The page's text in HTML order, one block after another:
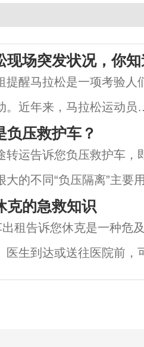
现场突发状况，你
提醒马拉松是一项考验人
。近年来，马拉松运动员
跑步者和公众的極大关
痉挛、热衰竭甚至心脏骤
道如何拯救它。即使有些
负压救护车？
转运告诉您负压救护车，
大的不同“负压隔离”主要
运输。首先，它有一个独
完成车内车外的空气交换
克的急救知识
租告诉您休克是一种危
医生到达或送往医院前，
避免移动或影响患者，让